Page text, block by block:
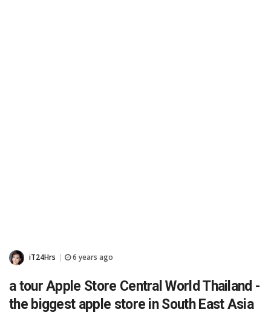
iT24Hrs 6 years ago
a tour Apple Store Central World Thailand -
the biggest apple store in South East Asia